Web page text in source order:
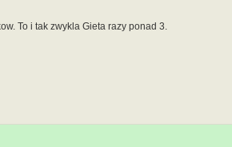
To i tak zwykla Gieta razy ponad 3.